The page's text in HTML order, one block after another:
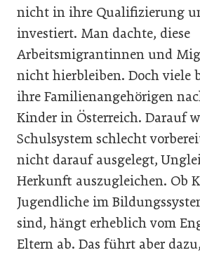
nicht in ihre Qualifizierung
investiert. Man dachte, diese
Arbeitsmigrantinnen und
nicht hierbleiben. Doch viele
ihre Familienangehörigen
Kinder in Österreich. Darauf
Schulsystem schlecht
nicht darauf ausgelegt,
Herkunft auszugleichen. Ob
Jugendliche im
sind, hängt erheblich vom
Eltern ab. Das führt aber